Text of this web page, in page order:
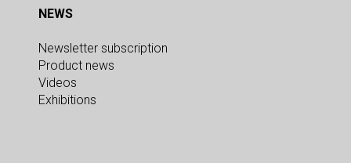
NEWS
Newsletter subscription
Product news
Videos
Exhibitions